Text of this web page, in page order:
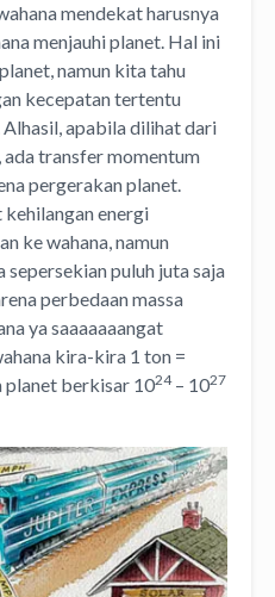
mendekat harusnya
menjauhi planet. Hal ini
namun kita tahu
kecepatan tertentu
apabila dilihat dari
transfer momentum
pergerakan planet.
energi
ke wahana, namun
sepersekian puluh juta saja
perbedaan massa
ya saaaaaaangat
kira-kira 1 ton =
planet berkisar 1024– 1027